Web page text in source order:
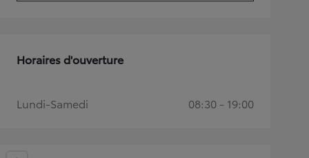
Horaires d'ouverture
Lundi-Samedi 08:30 - 19:00